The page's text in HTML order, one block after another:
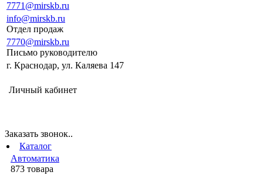
7771@mirskb.ru
info@mirskb.ru
Отдел продаж
7770@mirskb.ru
Письмо руководителю
г. Краснодар, ул. Каляева 147
Личный кабинет
Заказать звонок..
Каталог
Автоматика
873 товара